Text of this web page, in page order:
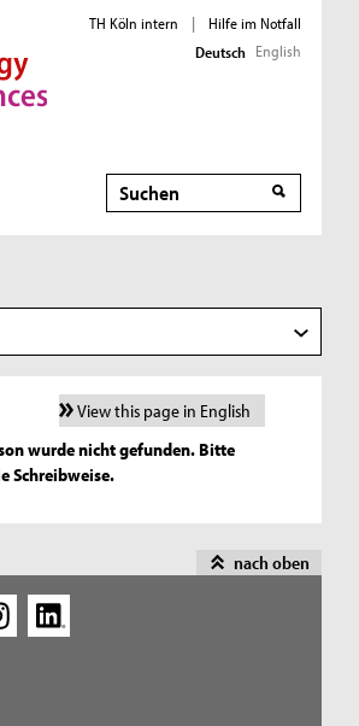
TH Köln intern |
Hilfe im Notfall
Deutsch English
Suche
View this page in English
wurde nicht gefunden. Bitte
Schreibweise.
nach oben